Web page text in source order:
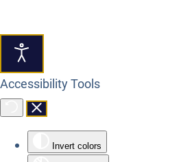
Accessibility Tools
Invert colors